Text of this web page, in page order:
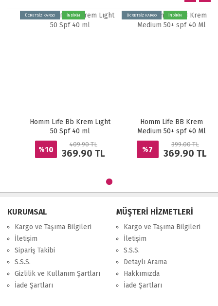
ÜCRETSİZ KARGO İNDİRİM
Homm Lıfe Bb Krem Lıght
50 Spf 40 ml
10
409.90 TL
369.90TL
ÜCRETSİZ KARGO İNDİRİM
Homm Life BB Krem
Medium 50+ spf 40 Ml
399.00 TL
369.90TL
KURUMSAL
Kargo ve Taşıma Bilgileri
İletişim
Sipariş Takibi
S.S.S.
Gizlilik ve Kullanım Şartları
İade Şartları
MÜŞTERİ HİZMETLERİ
Kargo ve Taşıma Bilgileri
İletişim
S.S.S.
Detaylı Arama
Hakkımızda
İade Şartları